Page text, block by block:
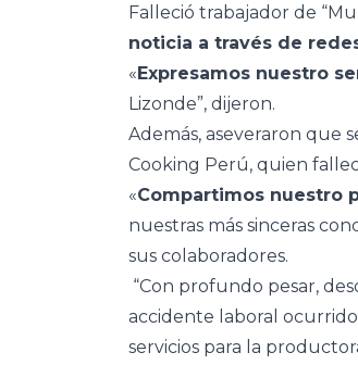
Falleció trabajador de
noticia a través de
«Expresamos nuestro
Lizonde”, dijeron.
Además, aseveraron que
Cooking Perú, quien
«Compartimos nuestro
nuestras más sinceras
sus colaboradores.
“Con profundo pesar,
accidente laboral
servicios para la